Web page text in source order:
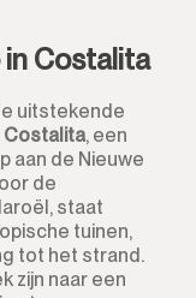
Costalita
uitstekende
Costalita, een
aan de Nieuwe
de
staat
tuinen,
tot het strand.
zijn naar een